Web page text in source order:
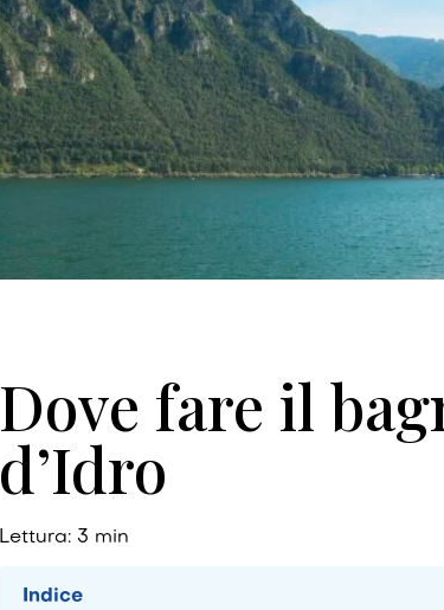
Dove fare il
d’Idro
Lettura: 3 min
Indice